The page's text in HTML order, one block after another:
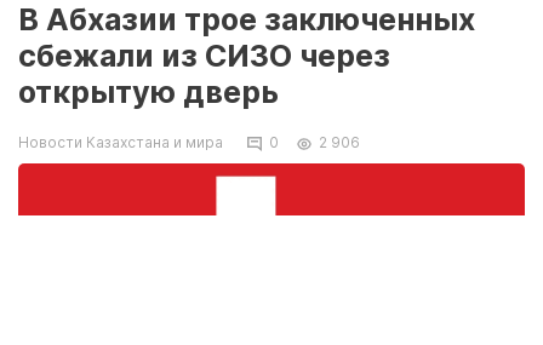
В Абхазии трое заключенных
сбежали из СИЗО через
открытую дверь
Новости Казахстана и мира 0 2 906